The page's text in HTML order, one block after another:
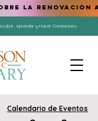
Aprender y Hacer Conexiones.
Calendario de Eventos
LA RENOVACIÓN